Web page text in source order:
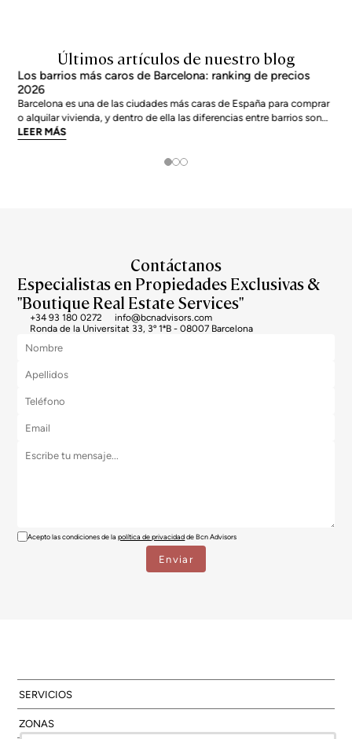
Últimos artículos de nuestro blog
Los barrios más caros de Barcelona: ranking de precios
2026
Barcelona es una de las ciudades más caras de España para comprar
o alquilar vivienda, y dentro de ella las diferencias entre barrios son
enormes. El precio medio de la ciudad se sitúa en torno a los 5.269
LEER MÁS
Contáctanos
Especialistas en Propiedades Exclusivas &
"Boutique Real Estate Services"
+34 93 180 0272
info@bcnadvisors.com
Ronda de la Universitat 33, 3º 1ªB - 08007 Barcelona
Acepto las condiciones de lapolítica de privacidadde Bcn Advisors
SERVICIOS
ZONAS